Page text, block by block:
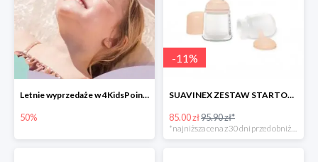
Letnie wyprzedaże w 4KidsPoint do -50%
50%
-11%
SUAVINEX ZESTAW STARTOWY BUTELKA ZERO ZERO 180 ML
85.00 zł95.90 zł*